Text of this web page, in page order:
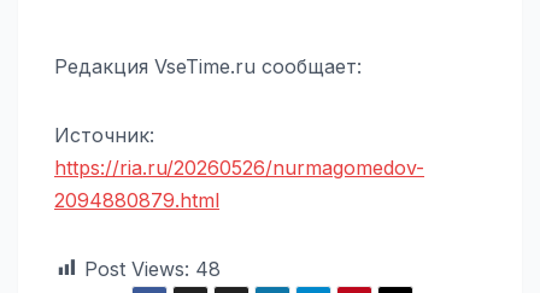
Редакция VseTime.ru сообщает:
Источник:
https://ria.ru/20260526/nurmagomedov-
2094880879.html
Post Views: 48